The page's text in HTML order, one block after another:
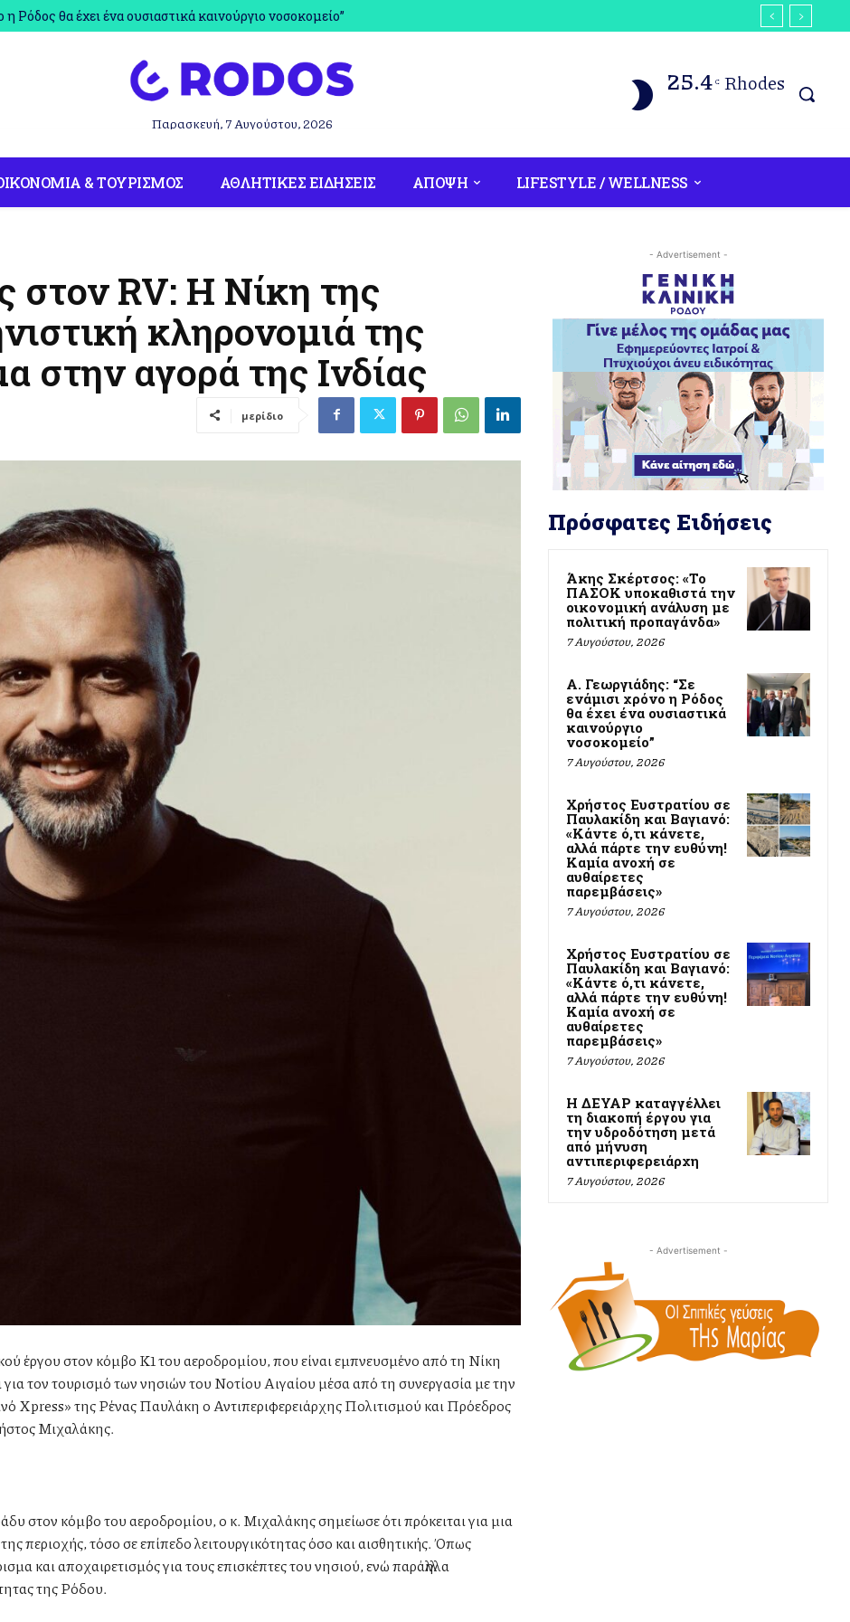
η Ρόδος θα έχει ένα ουσιαστικά καινούργιο νοσοκομείο”
Παρασκευή, 7 Αυγούστου, 2026
25.4 C Rhodes
& ΤΟΥΡΙΣΜΟΣ ΑΘΛΗΤΙΚΕΣ ΕΙΔΗΣΕΙΣ ΑΠΟΨΗ LIFESTYLE / WELLNESS
στον RV: Η Νίκη της
κληρονομιά της
στην αγορά της Ινδίας
μερίδιο
έργου στον κόμβο Κ1 του αεροδρομίου, που είναι εμπνευσμένο από τη Νίκη
για τον τουρισμό των νησιών του Νοτίου Αιγαίου μέσα από τη συνεργασία με την
Xpress» της Ρένας Παυλάκη ο Αντιπεριφερειάρχης Πολιτισμού και Πρόεδρος
Μιχαλάκης.
στον κόμβο του αεροδρομίου, ο κ. Μιχαλάκης σημείωσε ότι πρόκειται για μια
περιοχής, τόσο σε επίπεδο λειτουργικότητας όσο και αισθητικής. Όπως
και αποχαιρετισμός για τους επισκέπτες του νησιού, ενώ παράλληλα
της Ρόδου.
- Advertisement -
Πρόσφατες Ειδήσεις
Άκης Σκέρτσος: «Το
ΠΑΣΟΚ υποκαθιστά την
οικονομική ανάλυση με
πολιτική προπαγάνδα»
7 Αυγούστου, 2026
Α. Γεωργιάδης: “Σε
ενάμισι χρόνο η Ρόδος
θα έχει ένα ουσιαστικά
καινούργιο
νοσοκομείο”
7 Αυγούστου, 2026
Χρήστος Ευστρατίου σε
Παυλακίδη και Βαγιανό:
«Κάντε ό,τι κάνετε,
αλλά πάρτε την ευθύνη!
Καμία ανοχή σε
αυθαίρετες
παρεμβάσεις»
7 Αυγούστου, 2026
Χρήστος Ευστρατίου σε
Παυλακίδη και Βαγιανό:
«Κάντε ό,τι κάνετε,
αλλά πάρτε την ευθύνη!
Καμία ανοχή σε
αυθαίρετες
παρεμβάσεις»
7 Αυγούστου, 2026
Η ΔΕΥΑΡ καταγγέλλει
τη διακοπή έργου για
την υδροδότηση μετά
από μήνυση
αντιπεριφερειάρχη
7 Αυγούστου, 2026
- Advertisement -